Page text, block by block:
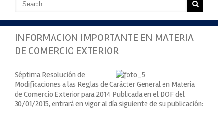
INFORMACION IMPORTANTE EN MATERIA
DE COMERCIO EXTERIOR
Séptima Resolución de
Modificaciones a las Reglas de Carácter General en Materia
de Comercio Exterior para 2014 Publicada en el DOF del
30/01/2015, entrará en vigor al día siguiente de su publicación: